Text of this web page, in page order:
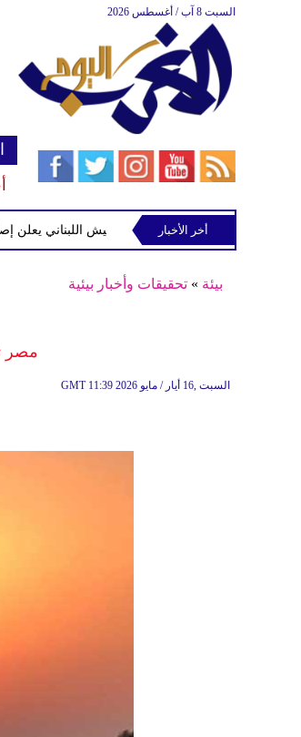
السبت 8 آب / أغسطس 2026
الجيش اللبناني يعلن إصابة أخر الأخبار
بيئة » تحقيقات وأخبار بيئية
مصر
GMT 11:39 2026 السبت ,16 أيار / مايو